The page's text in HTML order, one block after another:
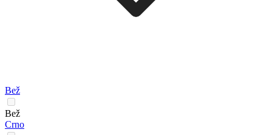
Bež
Bež
Crno